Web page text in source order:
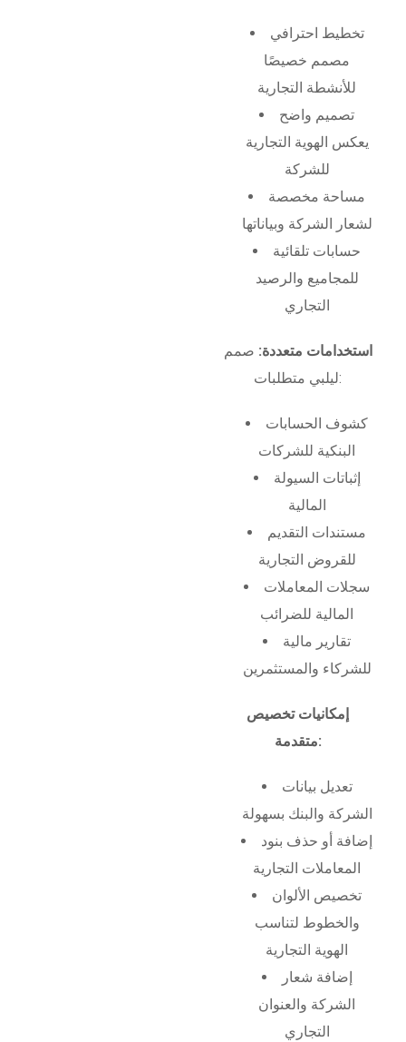
تخطيط احترافي
مصمم خصيصًا
للأنشطة التجارية
تصميم واضح
يعكس الهوية التجارية
للشركة
مساحة مخصصة
لشعار الشركة وبياناتها
حسابات تلقائية
للمجاميع والرصيد
التجاري
استخدامات متعددة: صمم
ليلبي متطلبات:
كشوف الحسابات
البنكية للشركات
إثباتات السيولة
المالية
مستندات التقديم
للقروض التجارية
سجلات المعاملات
المالية للضرائب
تقارير مالية
للشركاء والمستثمرين
إمكانيات تخصيص
متقدمة:
تعديل بيانات
الشركة والبنك بسهولة
إضافة أو حذف بنود
المعاملات التجارية
تخصيص الألوان
والخطوط لتناسب
الهوية التجارية
إضافة شعار
الشركة والعنوان
التجاري